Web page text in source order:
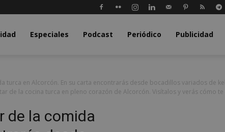
Especiales Podcast Periódico Publicidad
turca en Alcorcón. En su carta encontrarás desde bocadillos variados de
de la cocina turca en pleno corazón de Alcorcón. Visítalos y verás cómo
de la comida